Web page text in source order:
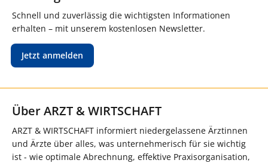
Schnell und zuverlässig die wichtigsten Informationen
erhalten – mit unserem kostenlosen Newsletter.
Jetzt anmelden
Über ARZT & WIRTSCHAFT
ARZT & WIRTSCHAFT informiert niedergelassene Ärztinnen
und Ärzte über alles, was unternehmerisch für sie wichtig
ist - wie optimale Abrechnung, effektive Praxisorganisation,